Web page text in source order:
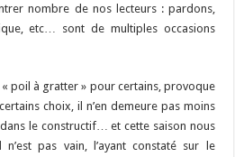
nombre de nos lecteurs : pardons,
etc… sont de multiples occasions
« poil à gratter » pour certains, provoque
choix, il n’en demeure pas moins
le constructif… et cette saison nous
pas vain, l’ayant constaté sur le